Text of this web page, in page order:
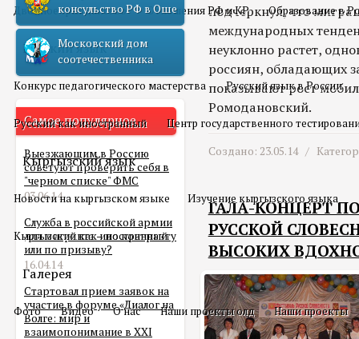
Двойное гражданство Отношения РФ и КР Образование в
Русский язык
Конкурс педагогического мастерства Русский язык в России
Русский как иностранный Центр государственного
Кыргызский язык
Новости на кыргызском языке Изучение кыргызского языка
Кыргызский как иностранный
Галерея
Фото Видео О нас Наши проекты олд Наши проекты
консульство РФ в Оше
Московский дом
соотечественника
Самое популярное
Выезжающим в Россию
советуют проверить себя в
"черном списке" ФМС
03.06.14
Служба в российской армии
для мигранта – по контракту
или по призыву?
16.04.14
Стартовал прием заявок на
участие в форуме «Диалог на
Волге: мир и
взаимопонимание в XXI
подчеркнул, что
международных
неуклонно растет,
россиян, обладающих
показывают рост
Ромодановский.
Создано: 23.05.14 /
ГАЛА-КОНЦЕРТ
РУССКОЙ
ВЫСОКИХ